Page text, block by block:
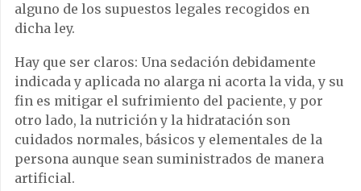
alguno de los supuestos legales recogidos en
dicha ley.
Hay que ser claros: Una sedación debidamente
indicada y aplicada no alarga ni acorta la vida, y su
fin es mitigar el sufrimiento del paciente, y por
otro lado, la nutrición y la hidratación son
cuidados normales, básicos y elementales de la
persona aunque sean suministrados de manera
artificial.